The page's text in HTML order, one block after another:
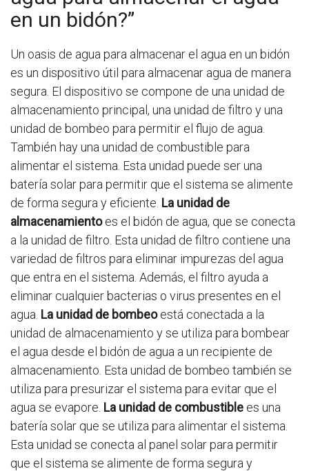
en un bidón?”
Un oasis de agua para almacenar el agua en un bidón
es un dispositivo útil para almacenar agua de manera
segura. El dispositivo se compone de una unidad de
almacenamiento principal, una unidad de filtro y una
unidad de bombeo para permitir el flujo de agua.
También hay una unidad de combustible para
alimentar el sistema. Esta unidad puede ser una
batería solar para permitir que el sistema se alimente
de forma segura y eficiente. La unidad de
almacenamientoes el bidón de agua, que se conecta
a la unidad de filtro. Esta unidad de filtro contiene una
variedad de filtros para eliminar impurezas del agua
que entra en el sistema. Además, el filtro ayuda a
eliminar cualquier bacterias o virus presentes en el
agua. La unidad de bombeoestá conectada a la
unidad de almacenamiento y se utiliza para bombear
el agua desde el bidón de agua a un recipiente de
almacenamiento. Esta unidad de bombeo también se
utiliza para presurizar el sistema para evitar que el
agua se evapore. La unidad de combustible es una
batería solar que se utiliza para alimentar el sistema.
Esta unidad se conecta al panel solar para permitir
que el sistema se alimente de forma segura y